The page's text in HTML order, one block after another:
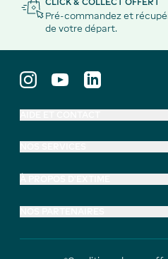
Pré-commandez et
de votre départ.